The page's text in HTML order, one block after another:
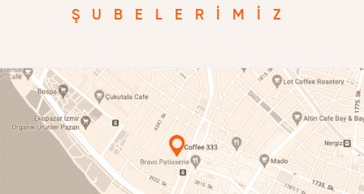
ŞUBELERIMIZ